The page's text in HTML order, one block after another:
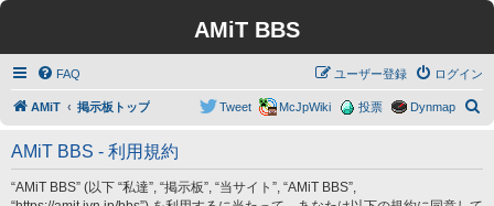
AMiT BBS
FAQ ログイン
ユーザー登録
AMiT 掲示板トップ Dynmap
投票
McJpWiki
Tweet
AMiT BBS - 利用規約
“AMiT BBS” (以下 “私達”, “掲示板”, “当サイト”, “AMiT BBS”,